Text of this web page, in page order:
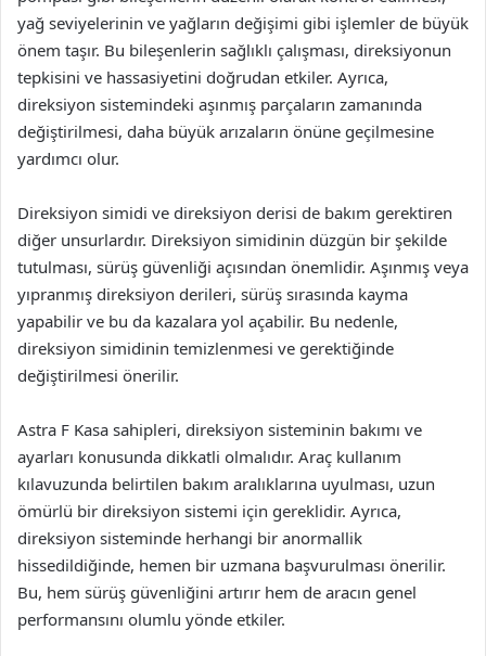
yağ seviyelerinin ve yağların değişimi gibi işlemler de büyük
önem taşır. Bu bileşenlerin sağlıklı çalışması, direksiyonun
tepkisini ve hassasiyetini doğrudan etkiler. Ayrıca,
direksiyon sistemindeki aşınmış parçaların zamanında
değiştirilmesi, daha büyük arızaların önüne geçilmesine
yardımcı olur.
Direksiyon simidi ve direksiyon derisi de bakım gerektiren
diğer unsurlardır. Direksiyon simidinin düzgün bir şekilde
tutulması, sürüş güvenliği açısından önemlidir. Aşınmış veya
yıpranmış direksiyon derileri, sürüş sırasında kayma
yapabilir ve bu da kazalara yol açabilir. Bu nedenle,
direksiyon simidinin temizlenmesi ve gerektiğinde
değiştirilmesi önerilir.
Astra F Kasa sahipleri, direksiyon sisteminin bakımı ve
ayarları konusunda dikkatli olmalıdır. Araç kullanım
kılavuzunda belirtilen bakım aralıklarına uyulması, uzun
ömürlü bir direksiyon sistemi için gereklidir. Ayrıca,
direksiyon sisteminde herhangi bir anormallik
hissedildiğinde, hemen bir uzmana başvurulması önerilir.
Bu, hem sürüş güvenliğini artırır hem de aracın genel
performansını olumlu yönde etkiler.